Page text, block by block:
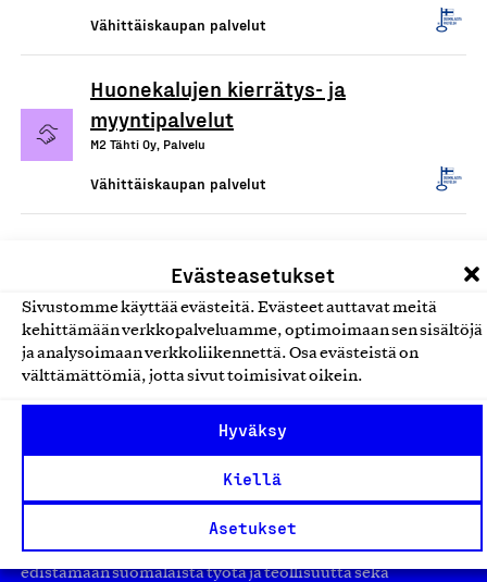
Evästeasetukset
Sivustomme käyttää evästeitä. Evästeet auttavat meitä
kehittämään verkkopalveluamme, optimoimaan sen sisältöjä
ja analysoimaan verkkoliikennettä. Osa evästeistä on
välttämättömiä, jotta sivut toimisivat oikein.
Hyväksy
Kiellä
Asetukset
Vähittäiskaupan palvelut
Huonekalujen kierrätys- ja
myyntipalvelut
M2 Tähti Oy, Palvelu
Vähittäiskaupan palvelut
Olemme jäsentemme omistama puolueeton,
Jäseninämme on koko suomalaisen yhteiskunnan kirjo
edistämään suomalaista työtä ja teollisuutta sekä